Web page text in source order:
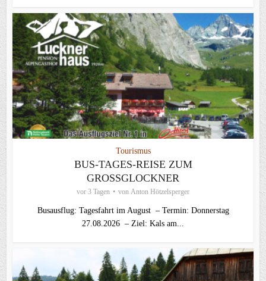
Tourismus
BUS-TAGES-REISE ZUM
GROSSGLOCKNER
vor 3 Tagen von Anton Hötzelsperger
Busausflug: Tagesfahrt im August – Termin: Donnerstag
27.08.2026 – Ziel: Kals am...